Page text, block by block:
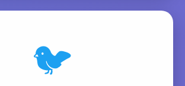
🐦